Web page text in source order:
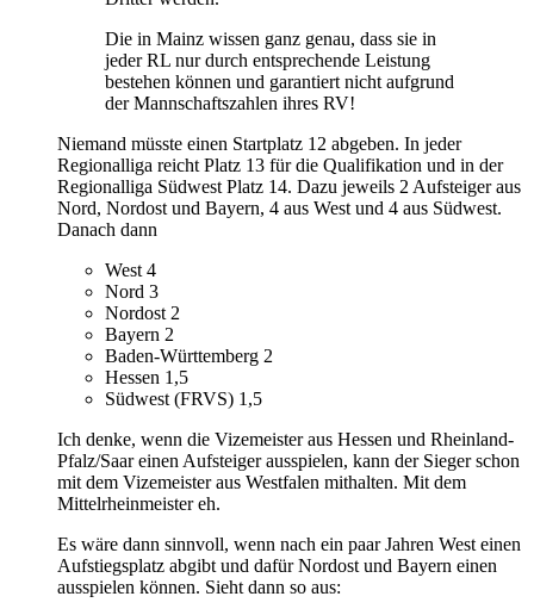
Die in Mainz wissen ganz genau, dass sie in
jeder RL nur durch entsprechende Leistung
bestehen können und garantiert nicht aufgrund
der Mannschaftszahlen ihres RV!
Niemand müsste einen Startplatz 12 abgeben. In jeder
Regionalliga reicht Platz 13 für die Qualifikation und in der
Regionalliga Südwest Platz 14. Dazu jeweils 2 Aufsteiger aus
Nord, Nordost und Bayern, 4 aus West und 4 aus Südwest.
Danach dann
West 4
Nord 3
Nordost 2
Bayern 2
Baden-Württemberg 2
Hessen 1,5
Südwest (FRVS) 1,5
Ich denke, wenn die Vizemeister aus Hessen und Rheinland-
Pfalz/Saar einen Aufsteiger ausspielen, kann der Sieger schon
mit dem Vizemeister aus Westfalen mithalten. Mit dem
Mittelrheinmeister eh.
Es wäre dann sinnvoll, wenn nach ein paar Jahren West einen
Aufstiegsplatz abgibt und dafür Nordost und Bayern einen
ausspielen können. Sieht dann so aus: